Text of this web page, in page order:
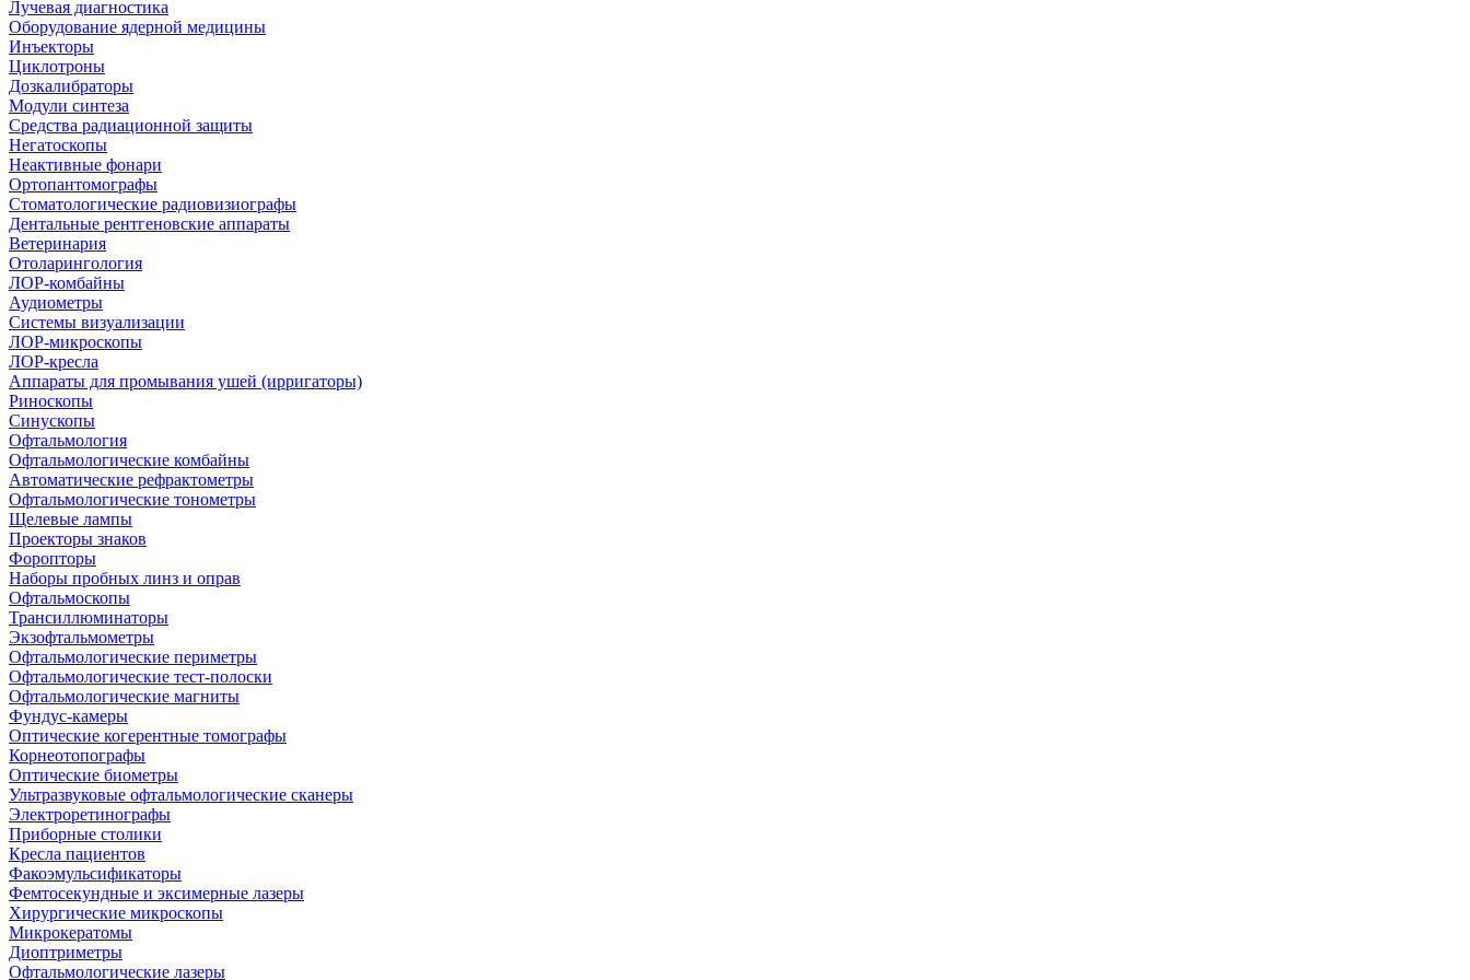
Лучевая диагностика
Оборудование ядерной медицины
Инъекторы
Циклотроны
Дозкалибраторы
Модули синтеза
Средства радиационной защиты
Негатоскопы
Неактивные фонари
Ортопантомографы
Стоматологические радиовизиографы
Дентальные рентгеновские аппараты
Ветеринария
Отоларингология
ЛОР-комбайны
Аудиометры
Системы визуализации
ЛОР-микроскопы
ЛОР-кресла
Аппараты для промывания ушей (ирригаторы)
Риноскопы
Синускопы
Офтальмология
Офтальмологические комбайны
Автоматические рефрактометры
Офтальмологические тонометры
Щелевые лампы
Проекторы знаков
Форопторы
Наборы пробных линз и оправ
Офтальмоскопы
Трансиллюминаторы
Экзофтальмометры
Офтальмологические периметры
Офтальмологические тест-полоски
Офтальмологические магниты
Фундус-камеры
Оптические когерентные томографы
Корнеотопографы
Оптические биометры
Ультразвуковые офтальмологические сканеры
Электроретинографы
Приборные столики
Кресла пациентов
Факоэмульсификаторы
Фемтосекундные и эксимерные лазеры
Хирургические микроскопы
Микрокератомы
Диоптриметры
Офтальмологические лазеры